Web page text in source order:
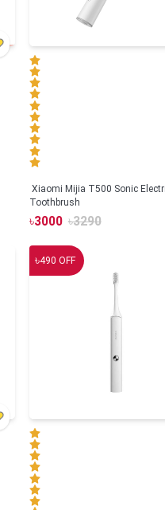
Xiaomi Mijia T500 Sonic
Toothbrush
৳3000 ৳3290
৳490 OFF